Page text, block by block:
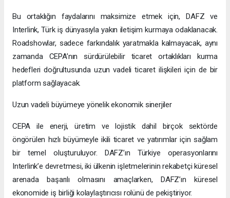
Bu ortaklığın faydalarını maksimize etmek için, DAFZ ve
Interlink, Türk iş dünyasıyla yakın iletişim kurmaya odaklanacak.
Roadshowlar, sadece farkındalık yaratmakla kalmayacak, aynı
zamanda CEPA’nın sürdürülebilir ticaret ortaklıkları kurma
hedefleri doğrultusunda uzun vadeli ticaret ilişkileri için de bir
platform sağlayacak.
Uzun vadeli büyümeye yönelik ekonomik sinerjiler
CEPA ile enerji, üretim ve lojistik dahil birçok sektörde
öngörülen hızlı büyümeyle ikili ticaret ve yatırımlar için sağlam
bir temel oluşturuluyor. DAFZ’ın Türkiye operasyonlarını
Interlink’e devretmesi, iki ülkenin işletmelerinin rekabetçi küresel
arenada başarılı olmasını amaçlarken, DAFZ’ın küresel
ekonomide iş birliği kolaylaştırıcısı rolünü de pekiştiriyor.